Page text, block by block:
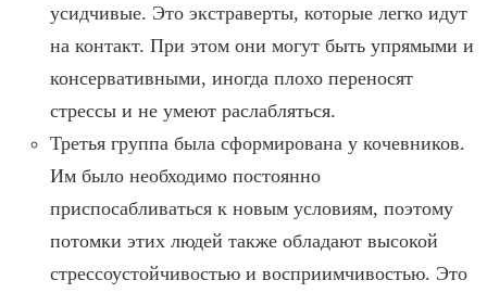
усидчивые. Это экстраверты, которые легко идут
на контакт. При этом они могут быть упрямыми и
консервативными, иногда плохо переносят
стрессы и не умеют раслабляться.
Третья группа была сформирована у кочевников.
Им было необходимо постоянно
приспосабливаться к новым условиям, поэтому
потомки этих людей также обладают высокой
стрессоустойчивостью и восприимчивостью. Это